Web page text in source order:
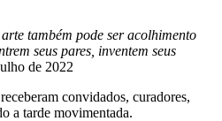
também pode ser acolhimento
seus pares, inventem seus
de 2022
convidados, curadores,
a tarde movimentada.